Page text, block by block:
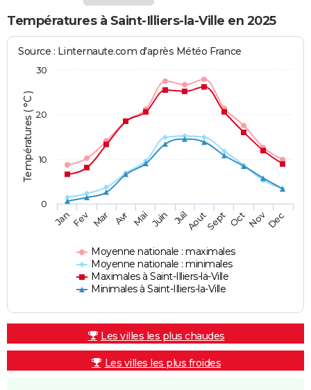
Températures à Saint-Illiers-la-Ville en 2025
Températures ( °C )
Source : Linternaute.com d'après Météo France
Moyenne nationale : maximales
Moyenne nationale : minimales
Maximales à Saint-Illiers-la-Ville
Minimales à Saint-Illiers-la-Ville
JanFev Mar Avr Mai Juin JuilAoutSept OctNovDec
0
10
20
30
Les villes les plus chaudes
Les villes les plus froides